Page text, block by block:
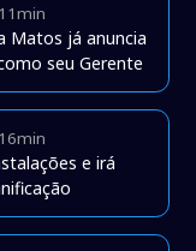
Matos já anuncia
seu Gerente
e irá